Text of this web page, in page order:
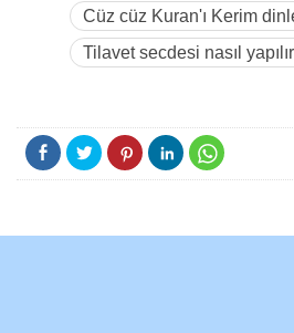
Cüz cüz Kuran'ı Kerim
Tilavet secdesi nasıl